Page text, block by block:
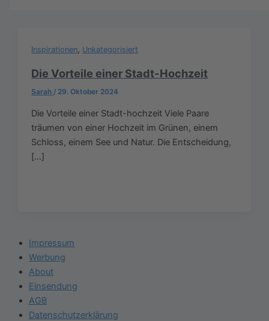
Inspirationen, Unkategorisiert
Die Vorteile einer Stadt-Hochzeit
Sarah/ 29. Oktober 2024
Die Vorteile einer Stadt-hochzeit Viele Paare
träumen von einer Hochzeit im Grünen, einem
Schloss, einem See und Natur. Die Entscheidung,
[…]
Impressum
Werbung
About
Einsendung
AGB
Datenschutzerklärung